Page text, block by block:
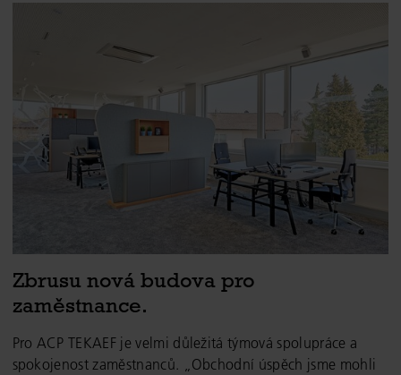
Zbrusu nová budova pro
zaměstnance.
Pro ACP TEKAEF je velmi důležitá týmová spolupráce a
spokojenost zaměstnanců. „Obchodní úspěch jsme mohli